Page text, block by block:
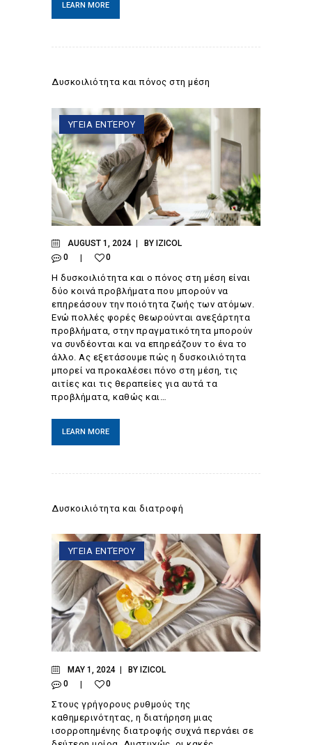
LEARN MORE
Δυσκοιλιότητα και πόνος στη μέση
ΥΓΕΙΑ ΕΝΤΈΡΟΥ
AUGUST 1, 2024 BY IZICOL
0
0
Η δυσκοιλιότητα και ο πόνος στη μέση είναι
δύο κοινά προβλήματα που μπορούν να
επηρεάσουν την ποιότητα ζωής των ατόμων.
Ενώ πολλές φορές θεωρούνται ανεξάρτητα
προβλήματα, στην πραγματικότητα μπορούν
να συνδέονται και να επηρεάζουν το ένα το
άλλο. Ας εξετάσουμε πώς η δυσκοιλιότητα
μπορεί να προκαλέσει πόνο στη μέση, τις
αιτίες και τις θεραπείες για αυτά τα
προβλήματα, καθώς και…
LEARN MORE
Δυσκοιλιότητα και διατροφή
ΥΓΕΙΑ ΕΝΤΈΡΟΥ
MAY 1, 2024 BY IZICOL
0
0
Στους γρήγορους ρυθμούς της
καθημερινότητας, η διατήρηση μιας
ισορροπημένης διατροφής συχνά περνάει σε